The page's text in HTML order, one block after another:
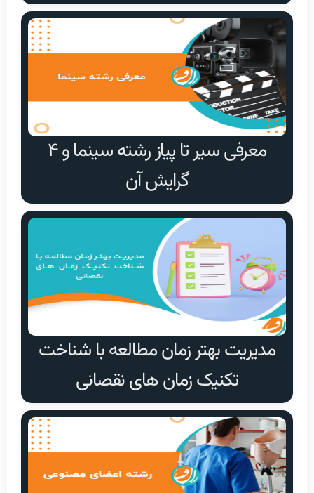
معرفی سیر تا پیاز رشته سینما و ۴
گرایش آن
مدیریت بهتر زمان مطالعه با شناخت
تکنیک زمان های نقصانی